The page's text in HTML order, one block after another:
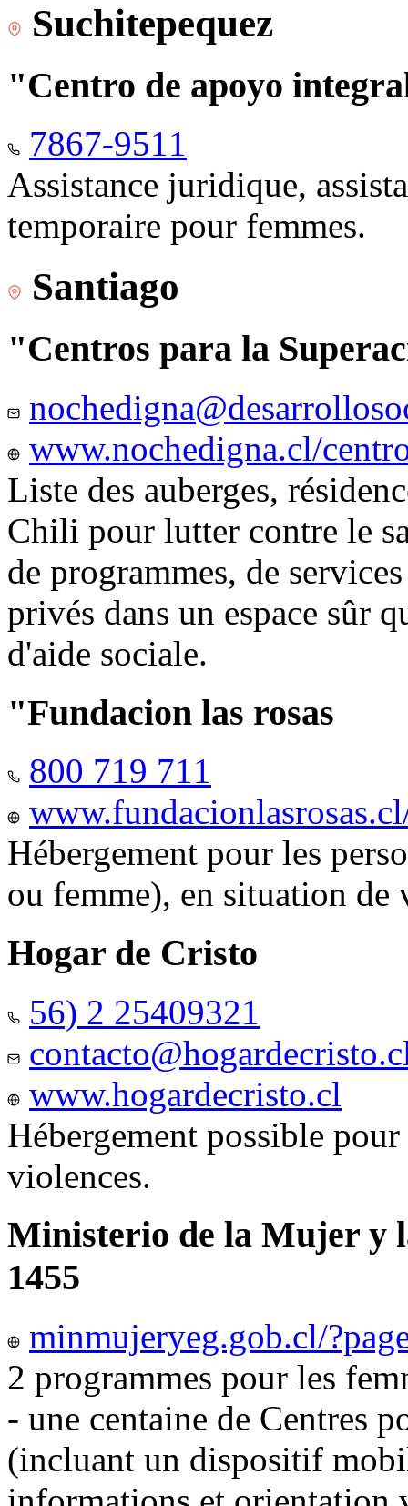
Suchitepequez
"Centro de apoyo
7867-9511
Assistance juridique,
temporaire pour femmes.
Santiago
"Centros para la
www.nochedigna.cl/
Liste des auberges,
Chili pour lutter contre le
de programmes, de
privés dans un espace sûr
d'aide sociale.
"Fundacion las rosas
800 719 711
Hébergement pour les
ou femme), en situation
Hogar de Cristo
56) 2 25409321
www.hogardecristo.cl
Hébergement possible
violences.
Ministerio de la Mujer y
1455
minmujeryeg.gob.cl/
2 programmes pour les
- une centaine de Centres
(incluant un dispositif